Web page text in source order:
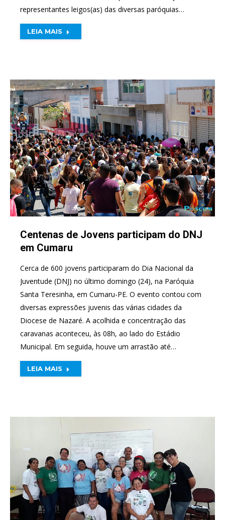
representantes leigos(as) das diversas paróquias…
LEIA MAIS
Centenas de Jovens participam do DNJ
em Cumaru
Cerca de 600 jovens participaram do Dia Nacional da
Juventude (DNJ) no último domingo (24), na Paróquia
Santa Teresinha, em Cumaru-PE. O evento contou com
diversas expressões juvenis das várias cidades da
Diocese de Nazaré. A acolhida e concentração das
caravanas aconteceu, às 08h, ao lado do Estádio
Municipal. Em seguida, houve um arrastão até…
LEIA MAIS